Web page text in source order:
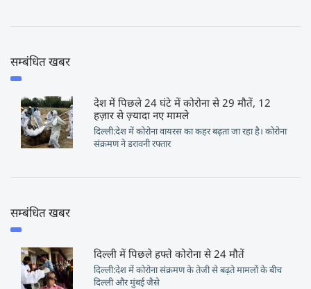
सम्बंधित खबर
देश में पिछले 24 घंटे में कोरोना से 29 मौतें, 12
हज़ार से ज़्यादा नए मामले
दिल्ली:देश में कोरोना वायरस का कहर बढ़ता जा रहा है। कोरोना
संक्रमण ने डरावनी रफ्तार
सम्बंधित खबर
दिल्ली में पिछले हफ्ते कोरोना से 24 मौतें
दिल्ली:देश में कोरोना संक्रमण के तेजी से बढ़ते मामलों के बीच
दिल्ली और मुंबई जैसे